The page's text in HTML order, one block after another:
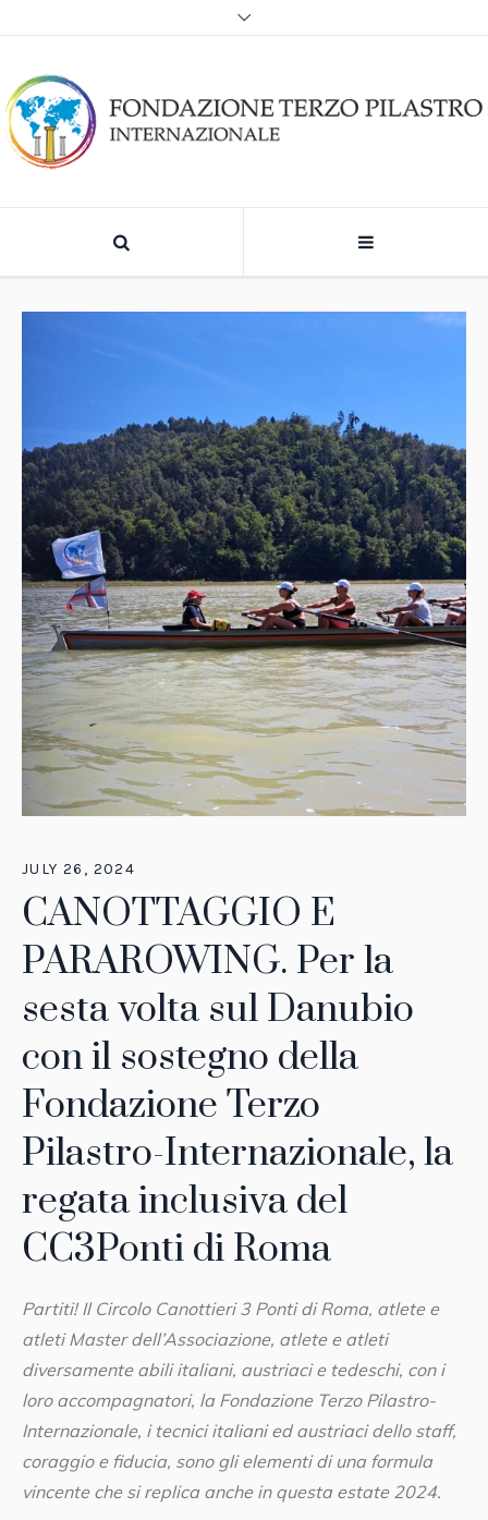
JULY 26, 2024
CANOTTAGGIO E
PARAROWING. Per la
sesta volta sul Danubio
con il sostegno della
Fondazione Terzo
Pilastro-Internazionale, la
regata inclusiva del
CC3Ponti di Roma
Partiti! Il Circolo Canottieri 3 Ponti di Roma, atlete e
atleti Master dell’Associazione, atlete e atleti
diversamente abili italiani, austriaci e tedeschi, con i
loro accompagnatori, la Fondazione Terzo Pilastro-
Internazionale, i tecnici italiani ed austriaci dello staff,
coraggio e fiducia, sono gli elementi di una formula
vincente che si replica anche in questa estate 2024.